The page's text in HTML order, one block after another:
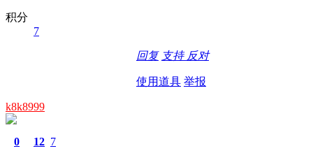
积分
7
回复 支持 反对
使用道具 举报
k8k8999
0 12 7